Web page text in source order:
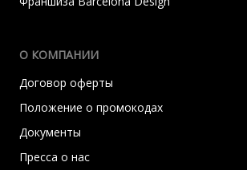
О КОМПАНИИ
Договор оферты
Положение о промокодах
Документы
Пресса о нас